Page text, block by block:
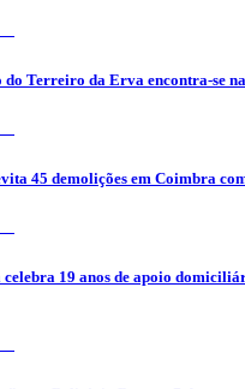
do Terreiro da Erva encontra-se
45 demolições em Coimbra
celebra 19 anos de apoio